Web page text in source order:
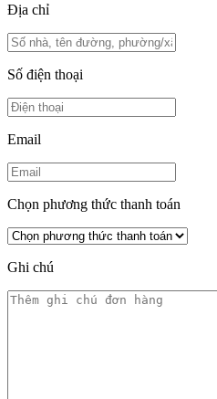
Địa chỉ
Số điện thoại
Email
Chọn phương thức thanh toán
Ghi chú